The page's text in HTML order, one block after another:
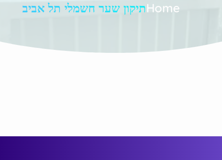
Homeתיקון שער חשמלי תל אביב